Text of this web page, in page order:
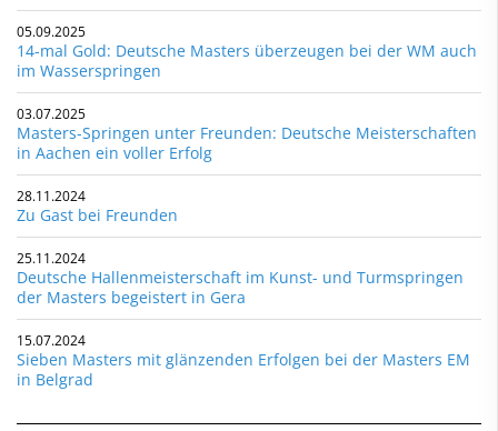
05.09.2025
14-mal Gold: Deutsche Masters überzeugen bei der WM auch
im Wasserspringen
03.07.2025
Masters-Springen unter Freunden: Deutsche Meisterschaften
in Aachen ein voller Erfolg
28.11.2024
Zu Gast bei Freunden
25.11.2024
Deutsche Hallenmeisterschaft im Kunst- und Turmspringen
der Masters begeistert in Gera
15.07.2024
Sieben Masters mit glänzenden Erfolgen bei der Masters EM
in Belgrad